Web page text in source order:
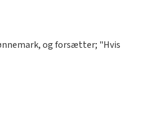
og forsætter; "Hvis